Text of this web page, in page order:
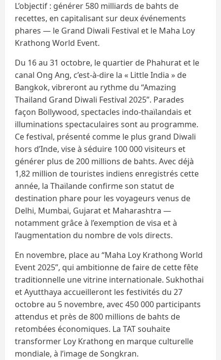
L’objectif : générer 580 milliards de bahts de
recettes, en capitalisant sur deux événements
phares — le Grand Diwali Festival et le Maha Loy
Krathong World Event.
Du 16 au 31 octobre, le quartier de Phahurat et le
canal Ong Ang, c’est-à-dire la « Little India » de
Bangkok, vibreront au rythme du “Amazing
Thailand Grand Diwali Festival 2025”. Parades
façon Bollywood, spectacles indo-thaïlandais et
illuminations spectaculaires sont au programme.
Ce festival, présenté comme le plus grand Diwali
hors d’Inde, vise à séduire 100 000 visiteurs et
générer plus de 200 millions de bahts. Avec déjà
1,82 million de touristes indiens enregistrés cette
année, la Thaïlande confirme son statut de
destination phare pour les voyageurs venus de
Delhi, Mumbai, Gujarat et Maharashtra —
notamment grâce à l’exemption de visa et à
l’augmentation du nombre de vols directs.
En novembre, place au “Maha Loy Krathong World
Event 2025”, qui ambitionne de faire de cette fête
traditionnelle une vitrine internationale. Sukhothai
et Ayutthaya accueilleront les festivités du 27
octobre au 5 novembre, avec 450 000 participants
attendus et près de 800 millions de bahts de
retombées économiques. La TAT souhaite
transformer Loy Krathong en marque culturelle
mondiale, à l’image de Songkran.